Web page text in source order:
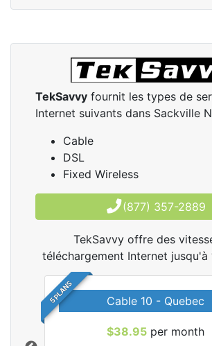
TekSavvy fournit les types de
Internet suivants dans Sackville
Cable
DSL
Fixed Wireless
(877) 357-2889
TekSavvy offre des
téléchargement Internet jusqu'à
5 PLANS Cable 10 - Quebec
$38.95per month